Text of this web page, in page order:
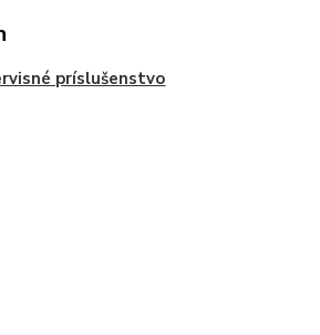
príslušenstvo